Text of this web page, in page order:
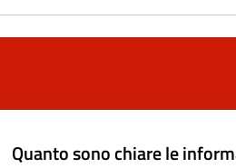
Quanto sono chiare le